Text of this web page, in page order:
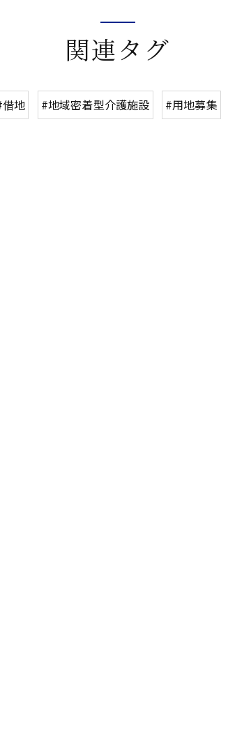
関連タグ
地 #地域密着型介護施設 #用地募集